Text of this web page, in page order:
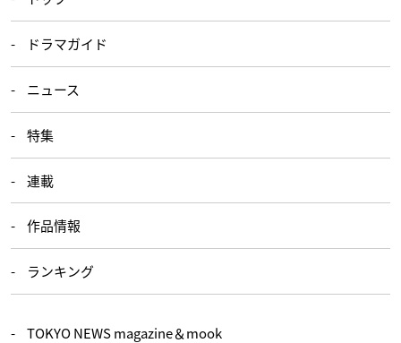
ドラマガイド
ニュース
特集
連載
作品情報
ランキング
TOKYO NEWS magazine＆mook